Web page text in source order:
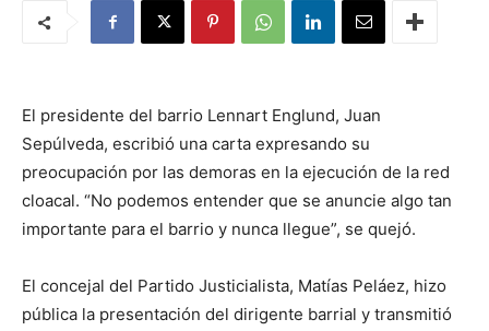
El presidente del barrio Lennart Englund, Juan
Sepúlveda, escribió una carta expresando su
preocupación por las demoras en la ejecución de la red
cloacal. “No podemos entender que se anuncie algo tan
importante para el barrio y nunca llegue”, se quejó.
El concejal del Partido Justicialista, Matías Peláez, hizo
pública la presentación del dirigente barrial y transmitió